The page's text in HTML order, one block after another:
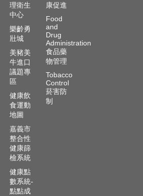
理衛生
中心
樂齡勇
壯城
美豬美
牛進口
議題專
區
健康飲
食運動
地圖
嘉義市
整合性
健康篩
檢系統
健康點
數系統-
點點成
康促進
Food
and
Drug
Administration
食品藥
物管理
Tobacco
Control
菸害防
制